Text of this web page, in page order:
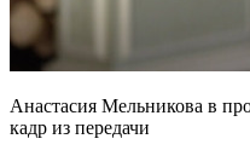
Анастасия Мельникова в
кадр из передачи